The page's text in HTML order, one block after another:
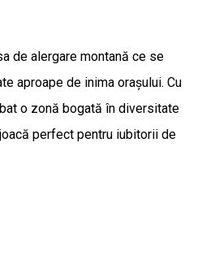
de alergare montană ce se
aproape de inima orașului. Cu
o zonă bogată în diversitate
perfect pentru iubitorii de